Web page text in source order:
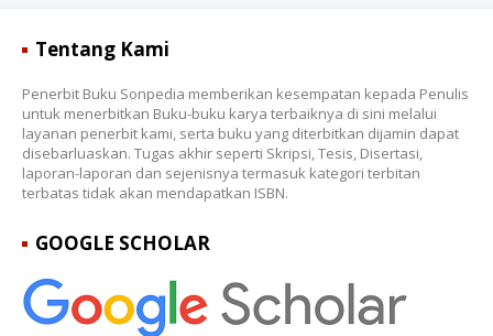
Tentang Kami
Penerbit Buku Sonpedia memberikan kesempatan kepada Penulis
untuk menerbitkan Buku-buku karya terbaiknya di sini melalui
layanan penerbit kami, serta buku yang diterbitkan dijamin dapat
disebarluaskan. Tugas akhir seperti Skripsi, Tesis, Disertasi,
laporan-laporan dan sejenisnya termasuk kategori terbitan
terbatas tidak akan mendapatkan ISBN.
GOOGLE SCHOLAR